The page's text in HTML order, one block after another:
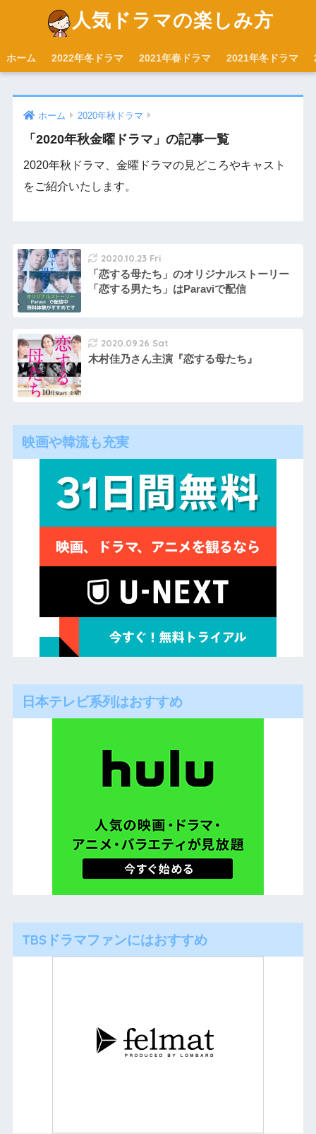
人気ドラマの楽しみ方
ホーム 2022年冬ドラマ 2021年春ドラマ 2021年冬ドラマ
ホーム 2020年秋ドラマ
「2020年秋金曜ドラマ」の記事一覧
2020年秋ドラマ、金曜ドラマの見どころやキャスト
をご紹介いたします。
2020.10.23 Fri
「恋する母たち」のオリジナルストーリー
「恋する男たち」はParaviで配信
2020.09.26 Sat
木村佳乃さん主演『恋する母たち』
映画や韓流も充実
日本テレビ系列はおすすめ
TBSドラマファンにはおすすめ